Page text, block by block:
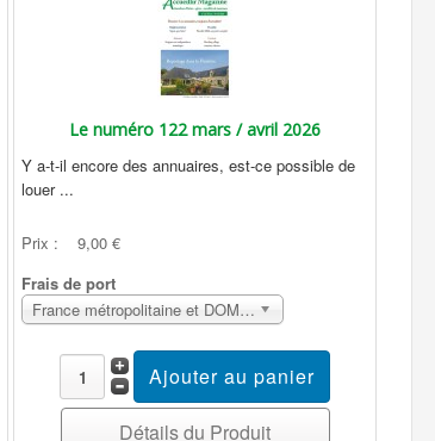
Le numéro 122 mars / avril 2026
Y a-t-il encore des annuaires, est-ce possible de
louer ...
Prix :
9,00 €
Frais de port
France métropolitaine et DOM Sans surcoût
Détails du Produit